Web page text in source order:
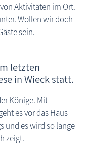
Aktivitäten im Ort.
Wollen wir doch
sein.
letzten
in Wieck statt.
Könige. Mit
es vor das Haus
und es wird so lange
zeigt.